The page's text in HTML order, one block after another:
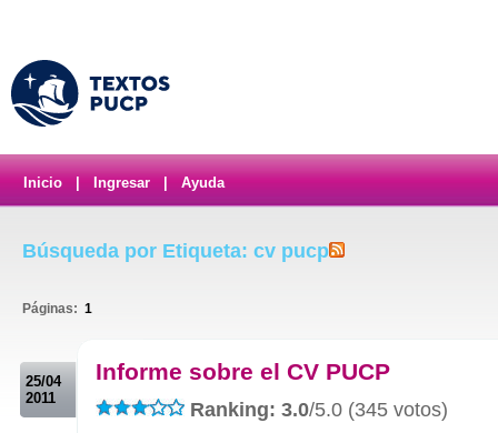
Inicio Ingresar Ayuda
Búsqueda por Etiqueta: cv pucp
Páginas: 1
25/04
2011
Informe sobre el CV PUCP
Ranking: 3.0/5.0 (345 votos)